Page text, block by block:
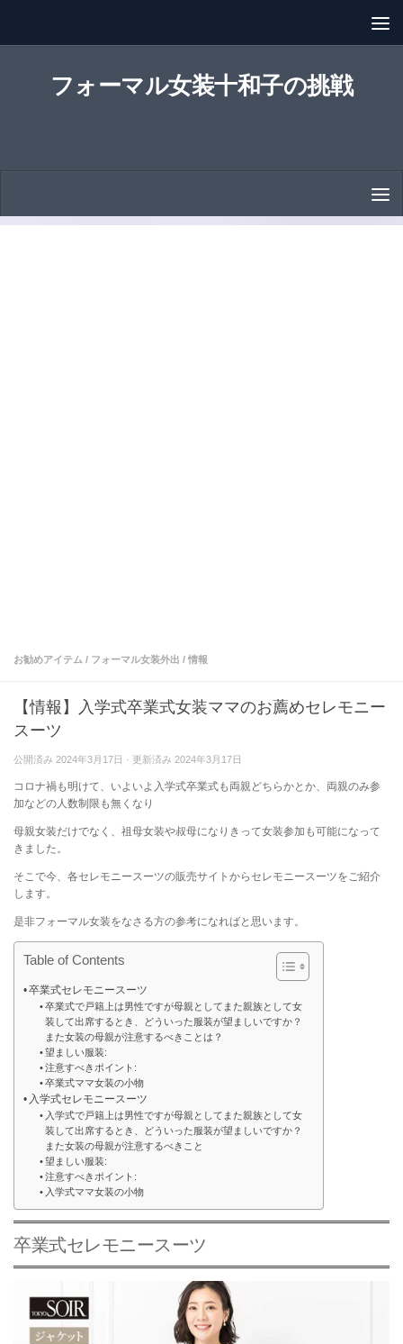
フォーマル女装十和子の挑戦
お勧めアイテム / フォーマル女装外出 / 情報
【情報】入学式卒業式女装ママのお薦めセレモニー
スーツ
公開済み 2024年3月17日 · 更新済み 2024年3月17日
コロナ禍も明けて、いよいよ入学式卒業式も両親どちらかとか、両親のみ参
加などの人数制限も無くなり
母親女装だけでなく、祖母女装や叔母になりきって女装参加も可能になって
きました。
そこで今、各セレモニースーツの販売サイトからセレモニースーツをご紹介
します。
是非フォーマル女装をなさる方の参考になればと思います。
Table of Contents
卒業式セレモニースーツ
卒業式で戸籍上は男性ですが母親としてまた親族として女
装して出席するとき、どういった服装が望ましいですか？
また女装の母親が注意するべきことは？
望ましい服装:
注意すべきポイント:
卒業式ママ女装の小物
入学式セレモニースーツ
入学式で戸籍上は男性ですが母親としてまた親族として女
装して出席するとき、どういった服装が望ましいですか？
また女装の母親が注意するべきこと
望ましい服装:
注意すべきポイント:
入学式ママ女装の小物
卒業式セレモニースーツ